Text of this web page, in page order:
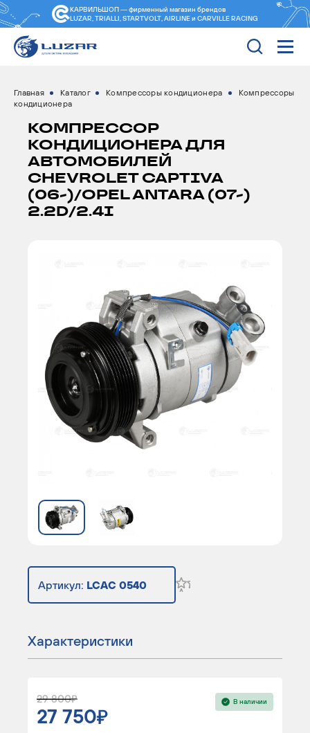
КАРВИЛЬШОП — фирменный магазин брендов
LUZAR, TRIALLI, STARTVOLT, AIRLINE и CARVILLE RACING
Главная Каталог Компрессоры кондиционера
Компрессоры
кондиционера
КОМПРЕССОР
КОНДИЦИОНЕРА ДЛЯ
АВТОМОБИЛЕЙ
CHEVROLET CAPTIVA
(06-)/OPEL ANTARA (07-)
2.2D/2.4I
Артикул: LCAC 0540
Характеристики
29 800
27 750
В наличии